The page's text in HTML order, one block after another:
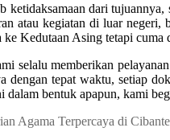
ketidaksamaan dari
atau kegiatan di luar
Kedutaan Asing tetapi
selalu memberikan
dengan tepat waktu, setiap
bentuk apapun, kami